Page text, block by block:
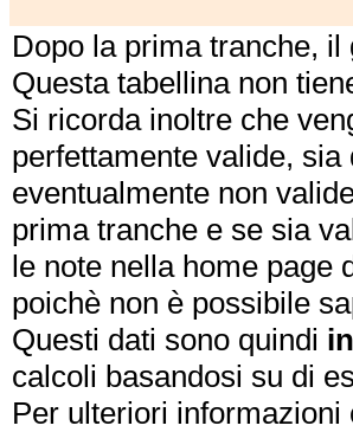
Dopo la prima tranche,
Questa tabellina non
Si ricorda inoltre che
perfettamente valide,
eventualmente non
prima tranche e se sia
le note nella home page
poichè non è possibile
Questi dati sono quindi
calcoli basandosi su di
Per ulteriori informazioni